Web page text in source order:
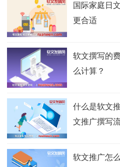
国际家庭日
更合适
软文撰写的
么计算？
什么是软文
文推广撰写
软文推广怎